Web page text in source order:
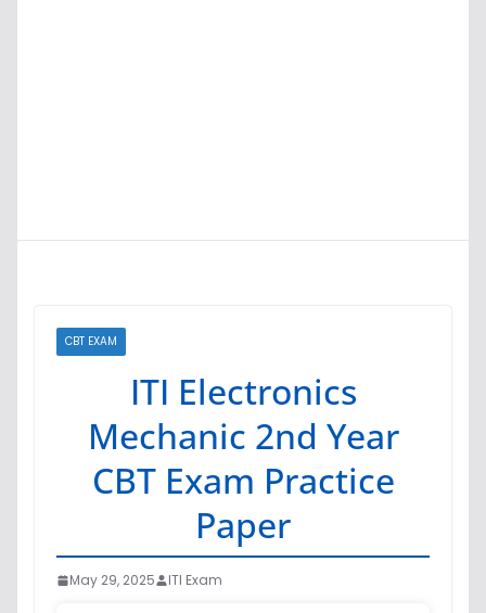
CBT EXAM
ITI Electronics
Mechanic 2nd Year
CBT Exam Practice
Paper
May 29, 2025 ITI Exam